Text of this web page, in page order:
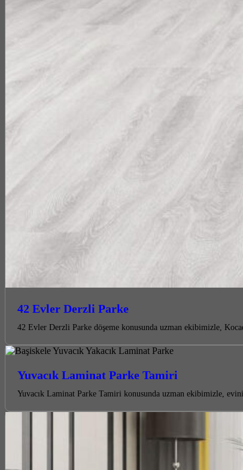
42 Evler Derzli Parke
42 Evler Derzli Parke döşeme konusunda uzman ekibimizle,
Yuvacık Laminat Parke Tamiri
Yuvacık Laminat Parke Tamiri konusunda uzman ekibimizle,